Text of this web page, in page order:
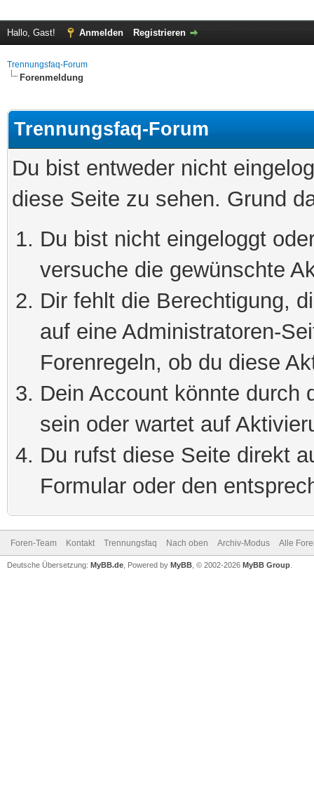
Hallo, Gast! Anmelden Registrieren
Trennungsfaq-Forum
Forenmeldung
Trennungsfaq-Forum
Du bist entweder nicht
diese Seite zu sehen. Grund
Du bist nicht eingeloggt
versuche die gewünschte
Dir fehlt die Berechtigung,
auf eine Administratoren-
Forenregeln, ob du diese
Dein Account könnte durch
sein oder wartet auf
Du rufst diese Seite direkt
Formular oder den
Foren-Team Kontakt Trennungsfaq Nach oben Archiv-Modus Alle
Deutsche Übersetzung: MyBB.de , Powered by MyBB , © 2002-2026 MyBB Group